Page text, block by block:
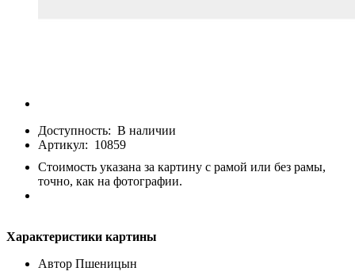
Доступность: В наличии
Артикул: 10859
Стоимость указана за картину с рамой или без рамы,
точно, как на фотографии.
Характеристики картины
Автор Пшеницын